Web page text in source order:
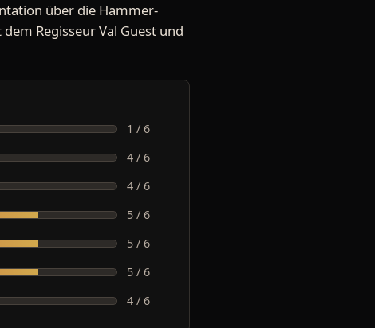
über die Hammer-
Regisseur Val Guest und
1 / 6
4 / 6
4 / 6
5 / 6
5 / 6
5 / 6
4 / 6